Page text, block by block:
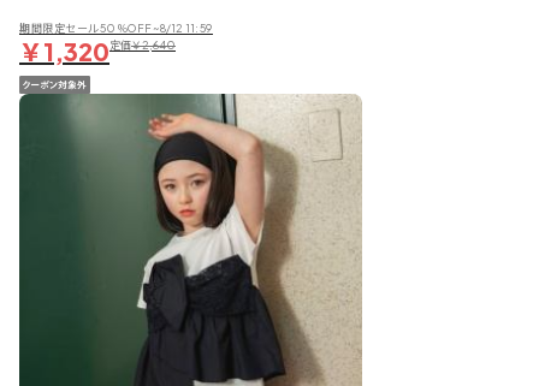
期間限定セール50％OFF~8/12 11:59
￥1,320定価￥2,640